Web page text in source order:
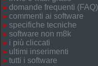
domande frequenti (FAQ)
commenti ai software
specifiche tecniche
software non m8k
i più cliccati
ultimi inserimenti
tutti i software